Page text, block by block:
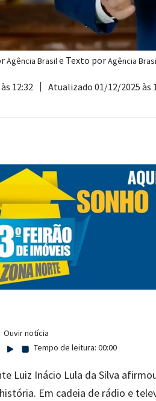
Agência Brasile Texto porAgência
12:32 Atualizado 01/12/2025 às
Ouvir notícia
Tempo de leitura: 00:00
Luiz Inácio Lula da Silva
Em cadeia de rádio e